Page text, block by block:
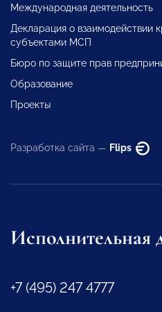
Международная деятельность
Декларация о взаимодействии
субъектами МСП
Бюро по защите прав
Образование
Проекты
Разработка сайта — Flips
Исполнительная
+7 (495) 247 4777